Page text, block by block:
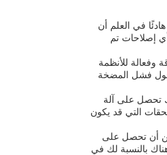
في العلم أن
إصلاحات تم
وفعالة للأنظمة
حول فشل المضخة
تحصل على آلة
التي قد يكون
من أن تحصل على
بالنسبة لك في